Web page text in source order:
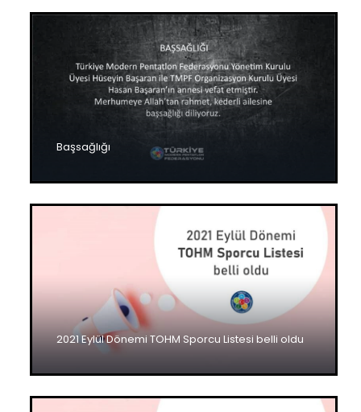
Başsağlığı
2021 Eylül Dönemi TOHM Sporcu Listesi belli oldu